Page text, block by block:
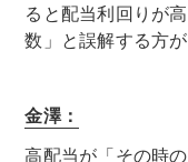
ると配当利回りが
数」と誤解する方
金澤：
高配当が「その時